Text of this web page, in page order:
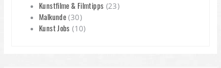
Kunstfilme & Filmtipps (23)
Malkunde (30)
Kunst Jobs (10)